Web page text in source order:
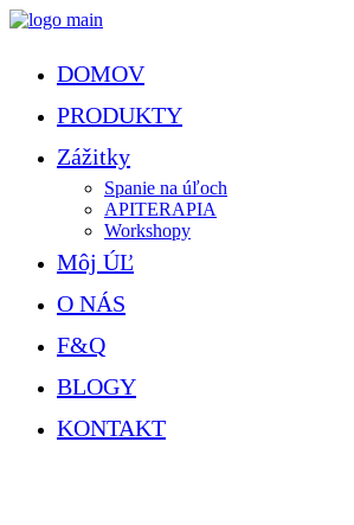
DOMOV
PRODUKTY
Zážitky
Spanie na úľoch
APITERAPIA
Workshopy
Môj ÚĽ
O NÁS
F&Q
BLOGY
KONTAKT